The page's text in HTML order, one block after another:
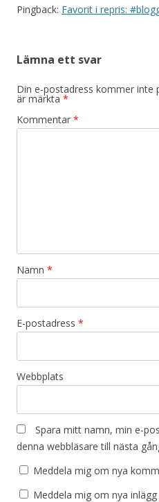
i
e
i
n
g
Pingback: Favorit i repris:
Lämna ett svar
Din e-postadress kommer inte
är märkta *
Kommentar *
Namn *
E-postadress *
Webbplats
Spara mitt namn, min e-
denna webbläsare till nästa
Meddela mig om nya
Meddela mig om nya